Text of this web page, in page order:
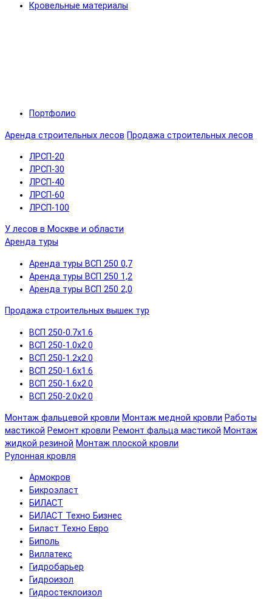
Кровельные материалы
Портфолио
Аренда строительных лесов Продажа строительных лесов
ЛРСП-20
ЛРСП-30
ЛРСП-40
ЛРСП-60
ЛРСП-100
У лесов в Москве и области
Аренда туры
Аренда туры ВСП 250 0,7
Аренда туры ВСП 250 1,2
Аренда туры ВСП 250 2,0
Продажа строительных вышек тур
ВСП 250-0.7x1.6
ВСП 250-1.0x2.0
ВСП 250-1.2x2.0
ВСП 250-1.6x1.6
ВСП 250-1.6х2.0
ВСП 250-2.0x2.0
Монтаж фальцевой кровли Монтаж медной кровли Работы
мастикой Ремонт кровли Ремонт фальца мастикой Монтаж
жидкой резиной Монтаж плоской кровли
Рулонная кровля
Армокров
Бикроэласт
БИЛАСТ
БИЛАСТ Техно Бизнес
Биласт Техно Евро
Биполь
Виллатекс
Гидробарьер
Гидроизол
Гидростеклоизол